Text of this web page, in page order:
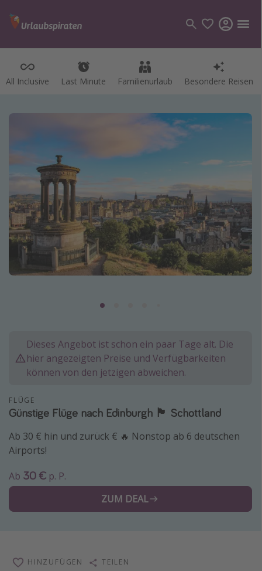
All Inclusive Last Minute Familienurlaub Besondere Reisen
Kategorien
Kreuzfahrten
Reiseziele
Alle Reiseziele
Bodensee Urlaub
Gozo Urlaub
Normandie Urlaub
Krabi Urlaub
Tulum Urlaub
Japan Rundreise
Reisethemen
Wellnessurlaub
Singlereisen
Dieses Angebot ist schon ein paar Tage alt. Die
hier angezeigten Preise und Verfügbarkeiten
können von den jetzigen abweichen.
FLÜGE
Günstige Flüge nach Edinburgh 🏴󠁧󠁢󠁳󠁣󠁴󠁿 Schottland
Ab 30 € hin und zurück € 🔥 Nonstop ab 6 deutschen
Airports!
Ab 30 € p. P.
ZUM DEAL
HINZUFÜGEN TEILEN